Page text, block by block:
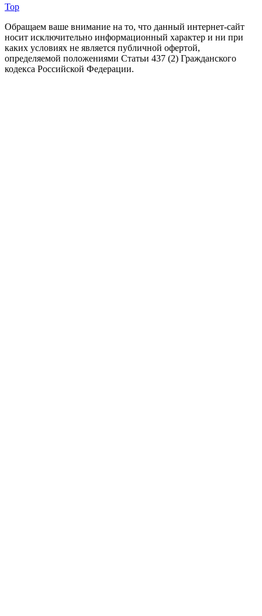
Top
Обращаем ваше внимание на то, что данный интернет-сайт
носит исключительно информационный характер и ни при
каких условиях не является публичной офертой,
определяемой положениями Статьи 437 (2) Гражданского
кодекса Российской Федерации.